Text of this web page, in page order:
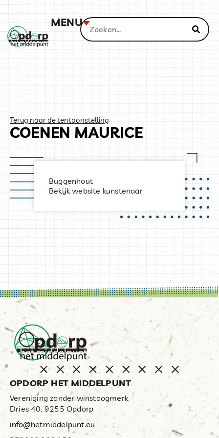
MENU
Terug naar de tentoonstelling
COENEN MAURICE
Buggenhout
Bekijk website kunstenaar
OPDORP HET MIDDELPUNT
Vereniging zonder winstoogmerk
Dries 40, 9255 Opdorp
info@hetmiddelpunt.eu